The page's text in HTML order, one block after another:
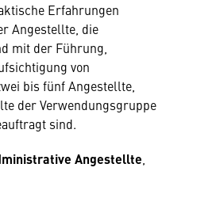
Erfahrungen
Angestellte, die
mit der Führung,
von
bis fünf Angestellte,
der Verwendungsgruppe
sind.
Angestellte